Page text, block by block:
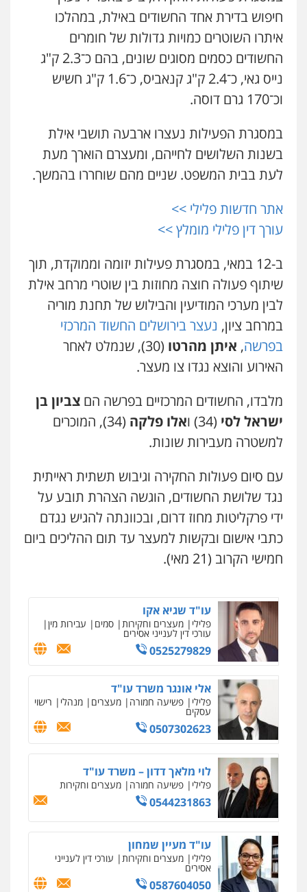
פלילי משפחה
503456449
עו"ד איהאב ג'לג'ולי
פלילי מעצרים וחקירות עורכי דין לענייני
אסירים
0505216700
אייל בן שושן, עורך דין פלילי
פלילי מעצרים וחקירות פשיעה חמורה
רישום פלילי
0522763105
עו"ד שלומי שרון
פלילי צבאי
0547342002
עו"ד אלון קריטי
כלכלי אלימות
0525544654
משפחה גישור
0507206063
קטינים
0538788878
עו"ד אסף דוק
פלילי עבירות מין סמים והימורים פשיעה
חמורה חקירות ומעצרים
חיפוש בדירת אחד החשודים באילת, במהלכו
איתרו השוטרים כמויות גדולות של חומרים
החשודים כסמים מסוגים שונים, בהם כ־2.3 ק"ג
נייס גאי, כ־2.4 ק"ג קנאביס, כ־1.6 ק"ג חשיש
וכ־170 גרם דוסה.
במסגרת הפעילות נעצרו ארבעה תושבי אילת
בשנות השלושים לחייהם, ומעצרם הוארך מעת
לעת בבית המשפט. שניים מהם שוחררו בהמשך.
אתר חדשות פלילי >>
עורך דין פלילי מומלץ >>
ב-12 במאי, במסגרת פעילות יזומה וממוקדת, תוך
שיתוף פעולה חוצה מחוזות בין שוטרי מרחב אילת
לבין מערכי המודיעין והבילוש של תחנת מוריה
במרחב ציון, נעצר בירושלים החשוד המרכזי
בפרשה, איתן מהרטו
(30), שנמלט לאחר
האירוע והוצא נגדו צו מעצר.
מלבדו, החשודים המרכזיים בפרשה הם צביון בן
ישראל לסי (34) ו אלו פלקה
(34), המוכרים
למשטרה מעבירות שונות.
עם סיום פעולות החקירה וגיבוש תשתית ראייתית
נגד שלושת החשודים, הוגשה הצהרת תובע על
ידי פרקליטות מחוז דרום, ובכוונתה להגיש נגדם
כתבי אישום ובקשות למעצר עד תום ההליכים ביום
חמישי הקרוב (21 מאי).
פלילי מעצרים וחקירות
0543986802
עו"ד בועז קניג
פלילי משפחה כלכלי צבאי
0507003001
מנשה, אלמוג – עורכי דין
פלילי עבירות תנועה צווארון לבן תעבורה
עורכי דין לענייני אסירים מעצרים וחקירות
0546470989
פלילי פשיעה חמורה
0523647066
ויקי שמואל – משרד עו"ד
משפט פלילי
0528959600
משפט פלילי
0545437431
ומעצרים
0508824984
עו"ד תומר בנישתי
פלילי מעצרים וחקירות צווארון לבן פשיעה
חמורה
עו"ד שגיא אקו
פלילי מעצרים וחקירות סמים עבירות מין
עורכי דין לענייני אסירים
0525279829
אלי אונגר משרד עו"ד
פלילי פשיעה חמורה מעצרים מנהלי רישוי
עסקים
0507302623
לוי מלאך דדון – משרד עו"ד
פלילי פשיעה חמורה מעצרים וחקירות
0544231863
עו"ד מעיין שמחון
פלילי מעצרים וחקירות עורכי דין לענייני
אסירים
0587604050
צילום עורכי דין שירותים מקצועיים לעורכי
דין
0504578527
רונן הלל – מוניטין
מחיקת כתבות מגוגל ודחיקת אזכורים
שליליים
שירותים מקצועיים לעורכי דין
0522508109
אחסון אתרים
מהירות הגנה גיבוי תמיכה שירותים
אסירים עבירות מין שירותים מקצועיים
לעורכי דין
0544500346